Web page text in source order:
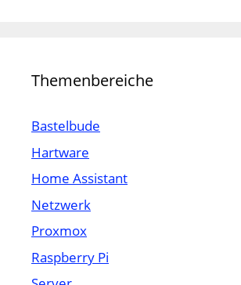
Themenbereiche
Bastelbude
Hartware
Home Assistant
Netzwerk
Proxmox
Raspberry Pi